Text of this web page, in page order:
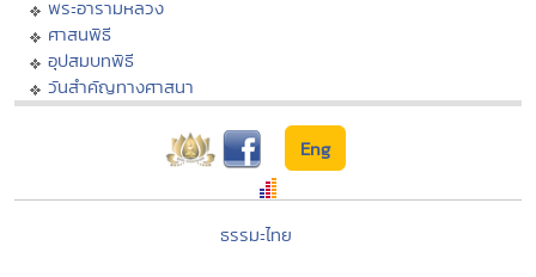
พระอารามหลวง
ศาสนพิธี
อุปสมบทพิธี
วันสำคัญทางศาสนา
Eng
ธรรมะไทย